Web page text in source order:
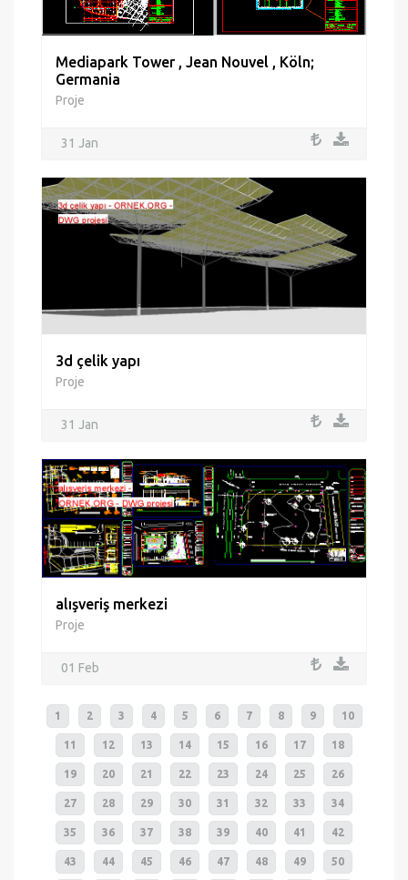
Mediapark Tower , Jean Nouvel , Köln;
Germania
Proje
31 Jan
3d çelik yapı
Proje
31 Jan
alışveriş merkezi
Proje
01 Feb
1 2 3 4 5 6 7 8 9 10
11 12 13 14 15 16 17 18
19 20 21 22 23 24 25 26
27 28 29 30 31 32 33 34
35 36 37 38 39 40 41 42
43 44 45 46 47 48 49 50